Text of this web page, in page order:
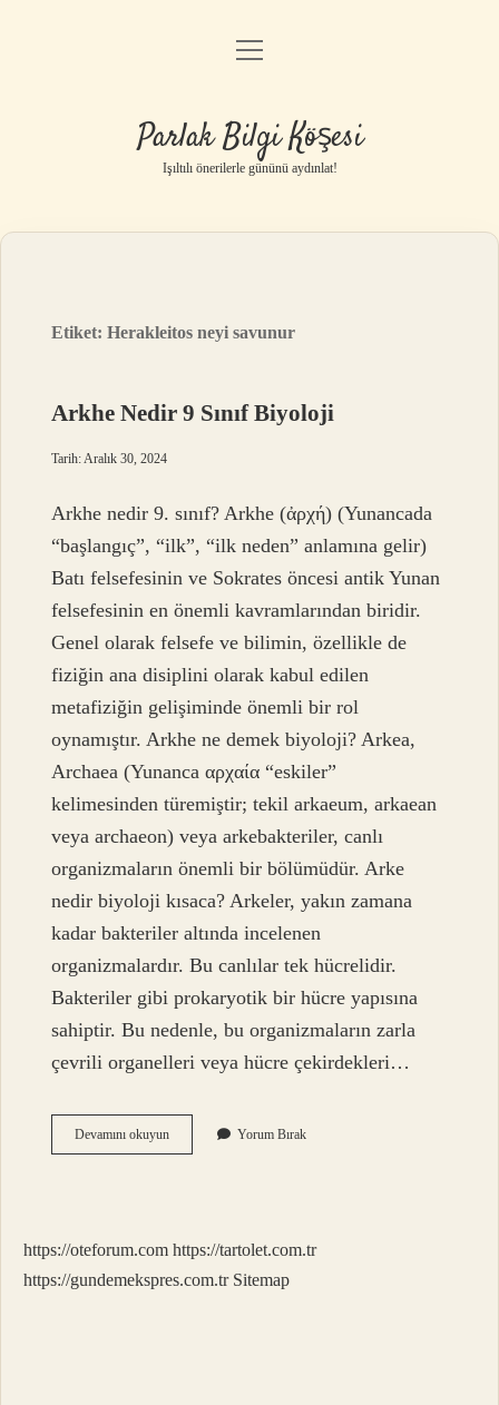
Anasayfa
Yasal Uyarı
menüyü
Parlak Bilgi Köşesi
Işıltılı önerilerle gününü aydınlat!
Etiket:Herakleitos neyi savunur
Arkhe Nedir 9 Sınıf Biyoloji
Tarih: Aralık 30, 2024
Arkhe nedir 9. sınıf? Arkhe (ἀρχή) (Yunancada
“başlangıç”, “ilk”, “ilk neden” anlamına gelir)
Batı felsefesinin ve Sokrates öncesi antik Yunan
felsefesinin en önemli kavramlarından biridir.
Genel olarak felsefe ve bilimin, özellikle de
fiziğin ana disiplini olarak kabul edilen
metafiziğin gelişiminde önemli bir rol
oynamıştır. Arkhe ne demek biyoloji? Arkea,
Archaea (Yunanca αρχαία “eskiler”
kelimesinden türemiştir; tekil arkaeum, arkaean
veya archaeon) veya arkebakteriler, canlı
organizmaların önemli bir bölümüdür. Arke
nedir biyoloji kısaca? Arkeler, yakın zamana
kadar bakteriler altında incelenen
organizmalardır. Bu canlılar tek hücrelidir.
Bakteriler gibi prokaryotik bir hücre yapısına
sahiptir. Bu nedenle, bu organizmaların zarla
çevrili organelleri veya hücre çekirdekleri…
Devamını okuyunArkhe
Nedir
Yorum Bırak
https://oteforum.com https://tartolet.com.tr
https://gundemekspres.com.tr Sitemap